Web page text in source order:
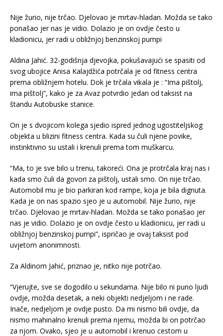
Nije žurio, nije trčao. Djelovao je mrtav-hladan. Možda se tako
ponašao jer nas je vidio. Dolazio je on ovdje često u
kladionicu, jer radi u obližnjoj benzinskoj pumpi
Aldina Jahić. 32-godišnja djevojka, pokušavajući se spasiti od
svog ubojice Anisa Kalajdžića potrčala je od fitness centra
prema obližnjem hotelu. Dok je trčala vikala je : “Ima pištolj,
ima pištolj”, kako je za Avaz potvrdio jedan od taksist na
štandu Autobuske stanice.
On je s dvojicom kolega sjedio ispred jednog ugostiteljskog
objekta u blizini fitness centra. Kada su čuli njene povike,
instinktivno su ustali i krenuli prema tom muškarcu.
“Ma, to je sve bilo u trenu, takoreći. Ona je protrčala kraj nas i
kada smo čuli da govori za pištolj, ustali smo. On nije trčao.
Automobil mu je bio parkiran kod rampe, koja je bila dignuta.
Kada je on nas spazio sjeo je u automobil. Nije žurio, nije
trčao. Djelovao je mrtav-hladan. Možda se tako ponašao jer
nas je vidio. Dolazio je on ovdje često u kladionicu, jer radi u
obližnjoj benzinskoj pumpi”, ispričao je ovaj taksist pod
uvjetom anonimnosti.
Za Aldinom Jahić, priznao je, nitko nije potrčao.
“Vjerujte, sve se dogodilo u sekundama. Nije bilo ni puno ljudi
ovdje, možda desetak, a neki objekti nedjeljom i ne rade.
Inače, nedjeljom je ovdje pusto. Da mi nismo bili ovdje, da
nismo mahinalno krenuli prema njemu, možda bi on potrčao
za njom. Ovako, sjeo je u automobil i krenuo cestom u